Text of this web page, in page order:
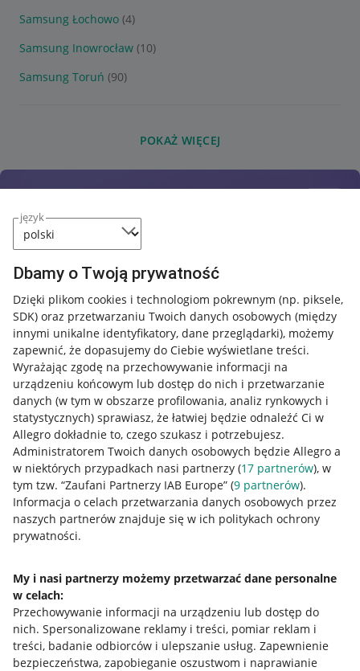
język
Dbamy o Twoją prywatność
Dzięki plikom cookies i technologiom pokrewnym (np. piksele,
SDK) oraz przetwarzaniu Twoich danych osobowych (między
innymi unikalne identyfikatory, dane przeglądarki), możemy
zapewnić, że dopasujemy do Ciebie wyświetlane treści.
Wyrażając zgodę na przechowywanie informacji na
urządzeniu końcowym lub dostęp do nich i przetwarzanie
danych (w tym w obszarze profilowania, analiz rynkowych i
statystycznych) sprawiasz, że łatwiej będzie odnaleźć Ci w
Allegro dokładnie to, czego szukasz i potrzebujesz.
Administratorem Twoich danych osobowych będzie Allegro a
w niektórych przypadkach nasi partnerzy (17 partnerów), w
tym tzw. “Zaufani Partnerzy IAB Europe” (9 partnerów).
Informacja o celach przetwarzania danych osobowych przez
naszych partnerów znajduje się w ich politykach ochrony
prywatności.
My i nasi partnerzy możemy przetwarzać dane personalne
w celach:
Przechowywanie informacji na urządzeniu lub dostęp do
nich. Spersonalizowane reklamy i treści, pomiar reklam i
treści, badanie odbiorców i ulepszanie usług. Zapewnienie
bezpieczeństwa, zapobieganie oszustwom i naprawianie
Samsung Łochowo (4)
Samsung Inowrocław (10)
Samsung Toruń (90)
POKAŻ WIĘCEJ
Przydatne informacje
Jak to działa
Allegro Gadane dla sprzedających
Allegro Gadane dla kupujących
Mapa miejscowości